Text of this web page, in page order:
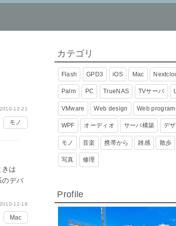
2010-12-21
モノ
は
のデバ
2010-12-18
Mac
カテゴリ
Flash GPD3 iOS Mac
Palm PC TrueNAS TVサーバ
VMware Web design Web
WPF オーディオ サーバ構築 デ
モノ 音楽 携帯から 雑感 散歩
写真 修理
Profile